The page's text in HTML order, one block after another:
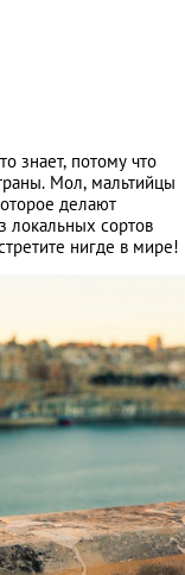
знает, потому что
Мол, мальтийцы
делают
локальных сортов
нигде в мире!